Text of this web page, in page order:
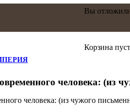
Вы
Корзина
человека: (из
человека: (из чужого